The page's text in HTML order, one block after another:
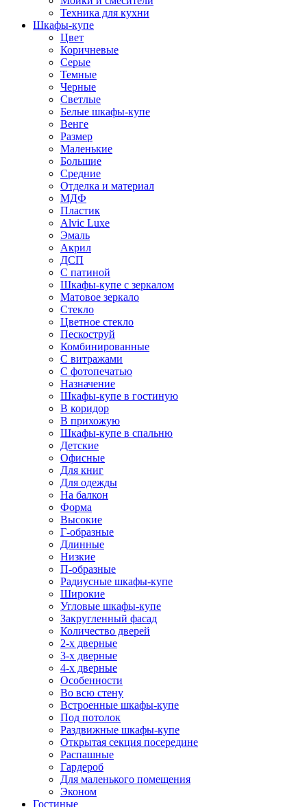
Техника для кухни
Шкафы-купе
Цвет
Коричневые
Серые
Темные
Черные
Светлые
Белые шкафы-купе
Венге
Размер
Маленькие
Большие
Средние
Отделка и материал
МДФ
Пластик
Alvic Luxe
Эмаль
Акрил
ДСП
С патиной
Шкафы-купе с зеркалом
Матовое зеркало
Стекло
Цветное стекло
Пескоструй
Комбинированные
С витражами
С фотопечатью
Назначение
Шкафы-купе в гостиную
В коридор
В прихожую
Шкафы-купе в спальню
Детские
Офисные
Для книг
Для одежды
На балкон
Форма
Высокие
Г-образные
Длинные
Низкие
П-образные
Радиусные шкафы-купе
Широкие
Угловые шкафы-купе
Закругленный фасад
Количество дверей
2-х дверные
3-х дверные
4-х дверные
Особенности
Во всю стену
Встроенные шкафы-купе
Под потолок
Раздвижные шкафы-купе
Открытая секция посередине
Распашные
Гардероб
Для маленького помещения
Эконом
Гостиные